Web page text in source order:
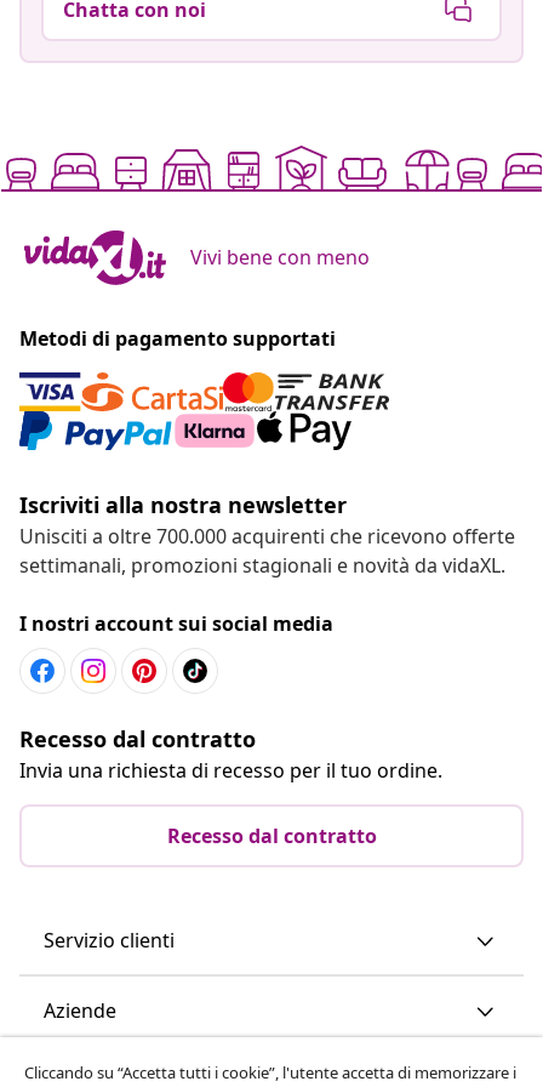
Chatta con noi
Vivi bene con meno
Metodi di pagamento supportati
Iscriviti alla nostra newsletter
Unisciti a oltre 700.000 acquirenti che ricevono offerte
settimanali, promozioni stagionali e novità da vidaXL.
I nostri account sui social media
Recesso dal contratto
Invia una richiesta di recesso per il tuo ordine.
Recesso dal contratto
Servizio clienti
Aziende
vidaXL
Cliccando su “Accetta tutti i cookie”, l'utente accetta di memorizzare i